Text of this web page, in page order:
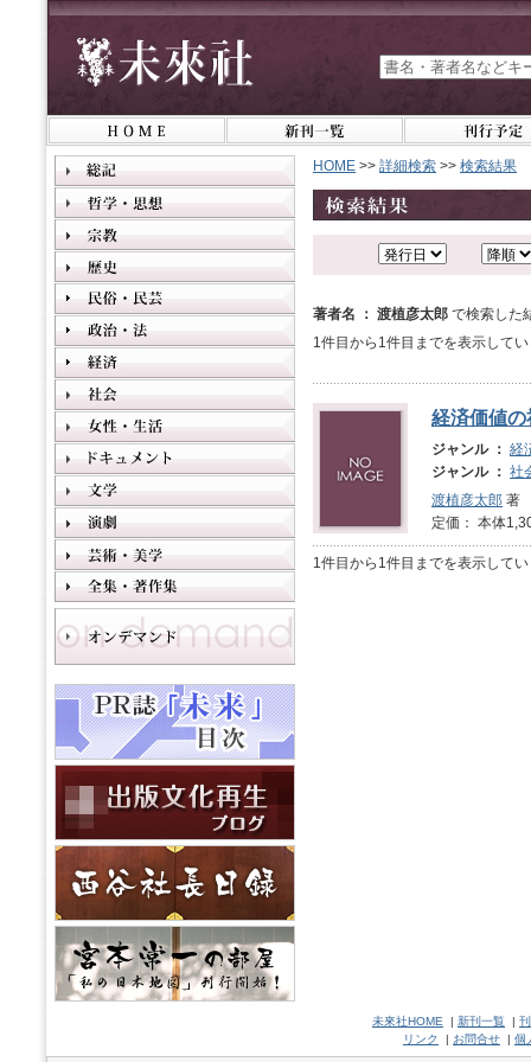
HOME >> 詳細検索 >> 検索結果
著者名 ： 渡植彦太郎 で検索した
1件目から1件目までを表示して
経済価値の
ジャンル ： 経
ジャンル ： 社
渡植彦太郎 著
定価： 本体
1件目から1件目までを表示して
未來社HOME | 新刊一覧 |
リンク
| お問合せ | 個